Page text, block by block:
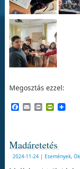
Megosztás ezzel:
Facebook
EmailPrint
Madáretetés
2024-11-24 | Események,